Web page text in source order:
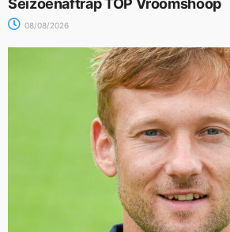
Seizoenaftrap TOP Vroomshoop
08/08/2026